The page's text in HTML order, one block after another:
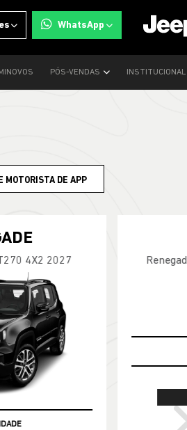
WhatsApp
PÓS-VENDAS INSTITUCIONAL
MOTORISTA DE APP
COMMANDER
Overland T270 2026
APROVEITE
CNPJ E MICROEMPRESÁRIOS
De: R$ 280.390,00
239.900,00